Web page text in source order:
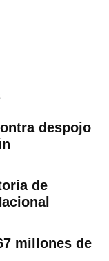
despojo
de
millones de